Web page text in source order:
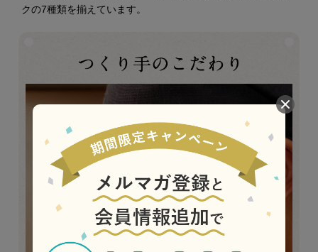
クの7種類を揃えています。